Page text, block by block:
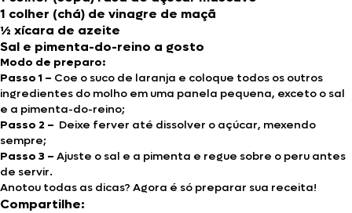
1 colher (chá) de vinagre de maçã
½ xícara de azeite
Sal e pimenta-do-reino a gosto
Modo de preparo:
Passo 1 – Coe o suco de laranja e coloque todos os outros
ingredientes do molho em uma panela pequena, exceto o sal
e a pimenta-do-reino;
Passo 2 – Deixe ferver até dissolver o açúcar, mexendo
sempre;
Passo 3 – Ajuste o sal e a pimenta e regue sobre o peru antes
de servir.
Anotou todas as dicas? Agora é só preparar sua receita!
Compartilhe: